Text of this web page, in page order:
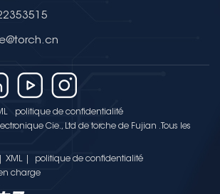
politique de confidentialité
Cie., Ltd de torche de Fujian .Tous les
XML
politique de confidentialité
charge